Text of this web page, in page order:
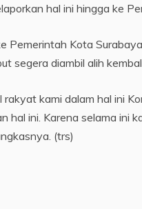
hal ini hingga ke
Pemerintah Kota
segera diambil alih
kami dalam hal ini
hal ini. Karena selama ini
(trs)